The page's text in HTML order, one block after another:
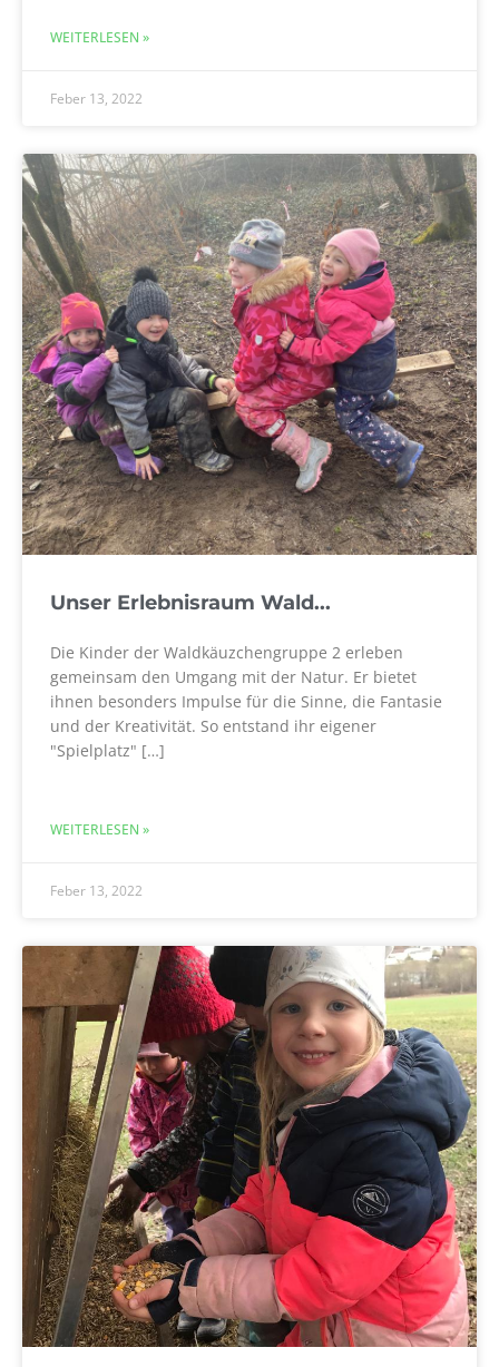
WEITERLESEN »
Feber 13, 2022
Unser Erlebnisraum Wald...
Die Kinder der Waldkäuzchengruppe 2 erleben
gemeinsam den Umgang mit der Natur. Er bietet
ihnen besonders Impulse für die Sinne, die Fantasie
und der Kreativität. So entstand ihr eigener
"Spielplatz" […]
WEITERLESEN »
Feber 13, 2022